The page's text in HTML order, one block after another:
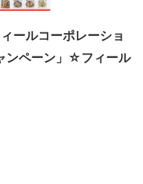
ールコーポレーショ
ンペーン」☆フィール